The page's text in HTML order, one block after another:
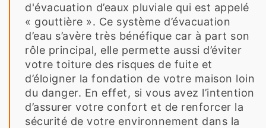
d'évacuation d’eaux pluviale qui est appelé
« gouttière ». Ce système d’évacuation
d’eau s’avère très bénéfique car à part son
rôle principal, elle permette aussi d’éviter
votre toiture des risques de fuite et
d’éloigner la fondation de votre maison loin
du danger. En effet, si vous avez l’intention
d’assurer votre confort et de renforcer la
sécurité de votre environnement dans la